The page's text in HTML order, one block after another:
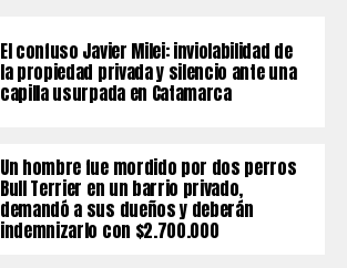
El confuso Javier Milei: inviolabilidad de
la propiedad privada y silencio ante una
capilla usurpada en Catamarca
Un hombre fue mordido por dos perros
Bull Terrier en un barrio privado,
demandó a sus dueños y deberán
indemnizarlo con $2.700.000